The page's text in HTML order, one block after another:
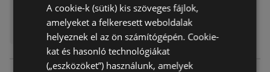
A cookie-k (sütik) kis szöveges fájlok,
amelyeket a felkeresett weboldalak
helyeznek el az ön számítógépén. Cookie-
kat és hasonló technológiákat
(„eszközöket”) használunk, amelyek